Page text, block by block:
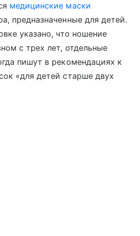
медицинские маски
предназначенные для детей.
указано, что ношение
с трех лет, отдельные
пишут в рекомендациях к
«для детей старше двух